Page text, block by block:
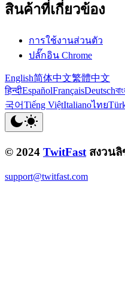
สินค้าที่เกี่ยวข้อง
การใช้งานส่วนตัว
ปลั๊กอิน Chrome
English简体中文繁體中文
हिन्दीEspañolFrançaisDeutsch
국어Tiếng ViệtItalianoไทย
© 2024 TwitFast สงวน
support@twitfast.com